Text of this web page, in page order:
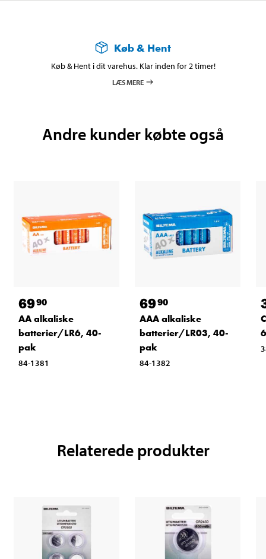
Køb & Hent
Køb & Hent i dit varehus. Klar inden for 2 timer!
LÆS MERE
Andre kunder købte også
6990
AA alkaliske
batterier/LR6, 40-
pak
84-1381
6990
AAA alkaliske
batterier/LR03, 40-
pak
84-1382
Relaterede produkter